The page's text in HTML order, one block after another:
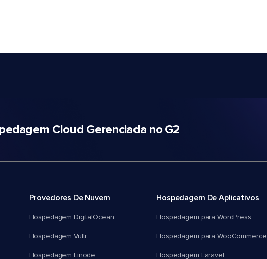
Cloud Gerenciada no G2
Provedores De Nuvem
Hospedagem DigitalOcean
Hospedagem Vultr
Hospedagem Linode
Hospedagem De Aplicativos
Hospedagem para WordPress
Hospedagem para WooCommerce
Hospedagem Laravel